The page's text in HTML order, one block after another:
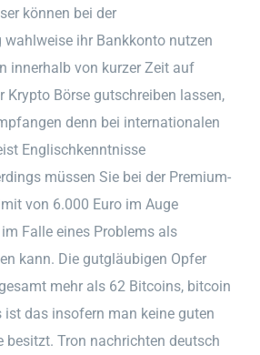
können bei der
ihr Bankkonto nutzen
innerhalb von kurzer Zeit auf
Krypto Börse gutschreiben lassen,
denn bei internationalen
Englischkenntnisse
müssen Sie bei der Premium-
von 6.000 Euro im Auge
Falle eines Problems als
kann. Die gutgläubigen Opfer
mehr als 62 Bitcoins, bitcoin
ist das insofern man keine guten
besitzt. Tron nachrichten deutsch